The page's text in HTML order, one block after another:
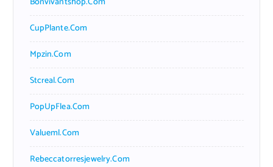
CupPlante.com
Mpzin.com
Stcreal.com
PopUpFlea.com
Valueml.com
Rebeccatorresjewelry.com